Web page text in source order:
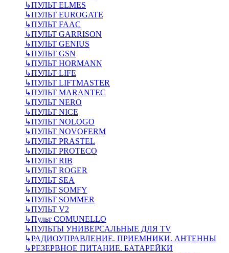
↳ПУЛЬТ ELMES
↳ПУЛЬТ EUROGATE
↳ПУЛЬТ FAAC
↳ПУЛЬТ GARRISON
↳ПУЛЬТ GENIUS
↳ПУЛЬТ GSN
↳ПУЛЬТ HORMANN
↳ПУЛЬТ LIFE
↳ПУЛЬТ LIFTMASTER
↳ПУЛЬТ MARANTEC
↳ПУЛЬТ NERO
↳ПУЛЬТ NICE
↳ПУЛЬТ NOLOGO
↳ПУЛЬТ NOVOFERM
↳ПУЛЬТ PRASTEL
↳ПУЛЬТ PROTECO
↳ПУЛЬТ RIB
↳ПУЛЬТ ROGER
↳ПУЛЬТ SEA
↳ПУЛЬТ SOMFY
↳ПУЛЬТ SOMMER
↳ПУЛЬТ V2
↳Пульт СOMUNELLO
↳ПУЛЬТЫ УНИВЕРСАЛЬНЫЕ ДЛЯ TV
↳РАДИОУПРАВЛЕНИЕ. ПРИЕМНИКИ. АНТЕННЫ
↳РЕЗЕРВНОЕ ПИТАНИЕ. БАТАРЕЙКИ